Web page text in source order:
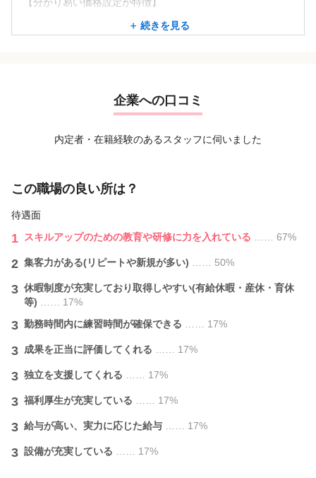
◇シンプルコース / 3,990円
い価格設定にしております
続きを見る
企業への口コミ
内定者・在籍経験のあるスタッフに伺いました
この職場の良い所は？
待遇面
1 スキルアップのための教育や研修に力を入れている …… 67%
2 集客力がある(リピートや新規が多い) …… 50%
3 休暇制度が充実しており取得しやすい(有給休暇・産休・育休
等)
…… 17%
3 勤務時間内に練習時間が確保できる …… 17%
3 成果を正当に評価してくれる …… 17%
3 独立を支援してくれる …… 17%
3 福利厚生が充実している …… 17%
3 給与が⾼い、実力に応じた給与 …… 17%
3 設備が充実している …… 17%